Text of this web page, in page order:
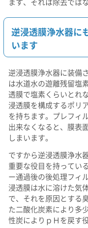
逆浸透膜浄水器に
います
逆浸透膜浄水器に装備
は水道水の遊離残留塩
透膜で塩素くらいとれ
浸透膜を構成するポリ
を持ちます。プレフィ
出来なくなると、膜表
しまいます。
ですから逆浸透膜浄水
重要な役目を持ってい
ー通過後の後処理フィ
浸透膜は水に溶けた気
で、それを原因とする
た二酸化炭素により多
性炭によりｐＨを戻す